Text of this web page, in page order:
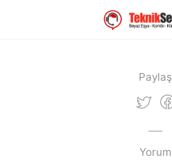
Paylaş
Yorum